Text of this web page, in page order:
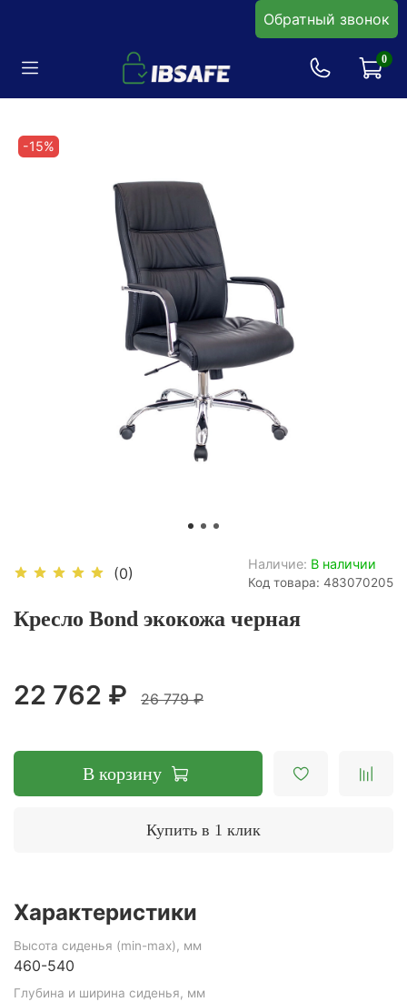
Обратный звонок
0
-15%
(0)
Наличие: В наличии
Код товара: 483070205
Кресло Bond экокожа черная
22 762 ₽ 26 779 ₽
В корзину
Купить в 1 клик
Характеристики
Высота сиденья (min-max), мм
460-540
Глубина и ширина сиденья, мм